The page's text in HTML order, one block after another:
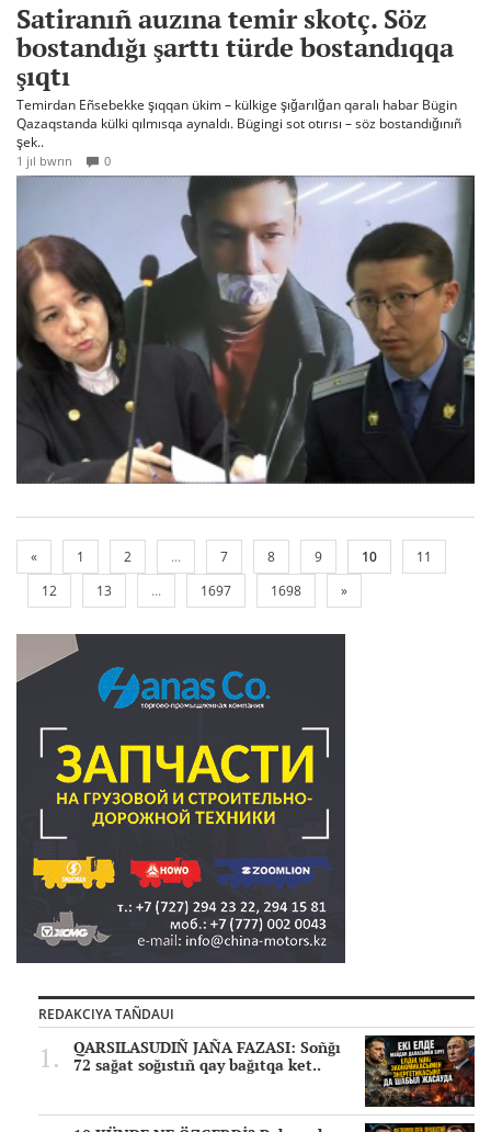
Satiranıñ auzına temir skotç. Söz
bostandığı şarttı türde bostandıqqa
şıqtı
Temirdan Eñsebekke şıqqan ükim – külkige şığarılğan qaralı habar Bügin
Qazaqstanda külki qılmısqa aynaldı. Bügingi sot otırısı – söz bostandığınıñ
şek..
1 jıl bwrın 0
« 1 2 ... 7 8 9 10
11
12
13 ... 1697 1698 »
REDAKCIYA TAÑDAUI
QARSILASUDIÑ JAÑA FAZASI: Soñğı
72 sağat soğıstıñ qay bağıtqa ket..